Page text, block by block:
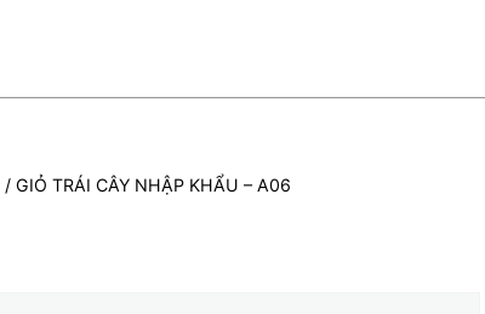
/ GIỎ TRÁI CÂY NHẬP KHẨU – A06